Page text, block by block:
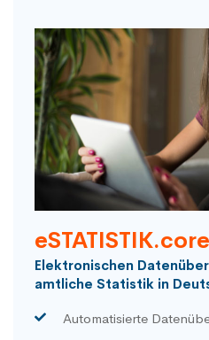
Elektronischen
amtliche Statistik in
Automatisierte